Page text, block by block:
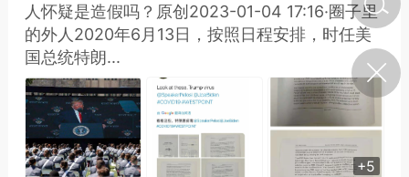
·特急预警】关
节返乡期间“闪
急提示
0
如何购买【理肺清瘟膏】
【养正护络膏】？
人怀疑是造假吗？原创2023-01-04 17:16·圈子里
的外人2020年6月13日，按照日程安排，时任美
国总统特朗...
+5